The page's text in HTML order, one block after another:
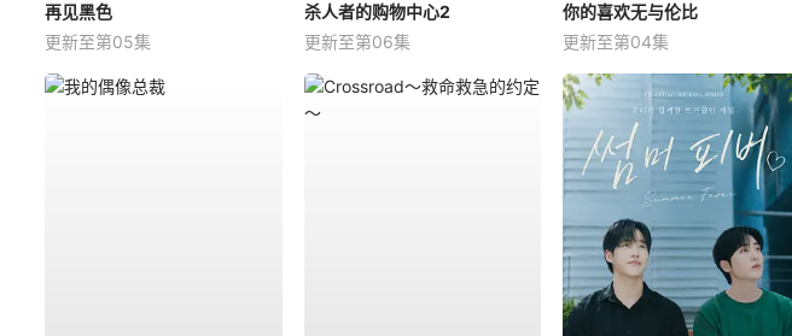
再见黑色
更新至第05集
杀人者的购物中心2
更新至第06集
你的喜欢无与伦比
更新至第04集